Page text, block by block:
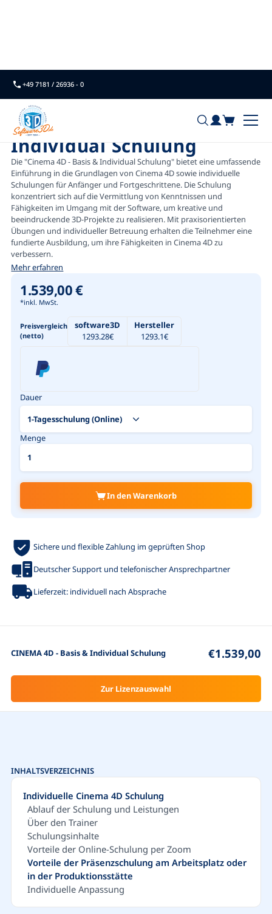
+49 7181 / 26936 - 0
Home Schulungen
CINEMA 4D - Basis &
Individual Schulung
Die "Cinema 4D - Basis & Individual Schulung" bietet eine umfassende
Einführung in die Grundlagen von Cinema 4D sowie individuelle
Schulungen für Anfänger und Fortgeschrittene. Die Schulung
konzentriert sich auf die Vermittlung von Kenntnissen und
Fähigkeiten im Umgang mit der Software, um kreative und
beeindruckende 3D-Projekte zu realisieren. Mit praxisorientierten
Übungen und individueller Betreuung erhalten die Teilnehmer eine
fundierte Ausbildung, um ihre Fähigkeiten in Cinema 4D zu
verbessern.
Mehr erfahren
1.539,00 €
*inkl. MwSt.
Preisvergleich
(netto)
software3D
1293.28€
Hersteller
1293.1€
Dauer
Menge
In den Warenkorb
Sichere und flexible Zahlung im geprüften Shop
Deutscher Support und telefonischer Ansprechpartner
Lieferzeit: individuell nach Absprache
CINEMA 4D - Basis & Individual Schulung €1.539,00
Zur Lizenzauswahl
INHALTSVERZEICHNIS
Individuelle Cinema 4D Schulung
Ablauf der Schulung und Leistungen
Über den Trainer
Schulungsinhalte
Vorteile der Online-Schulung per Zoom
Vorteile der Präsenzschulung am Arbeitsplatz oder
in der Produktionsstätte
Individuelle Anpassung